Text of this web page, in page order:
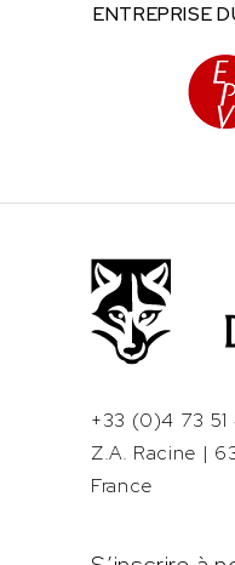
ENTREPRISE
+33 (0)4 73 51
Z.A. Racine |
France